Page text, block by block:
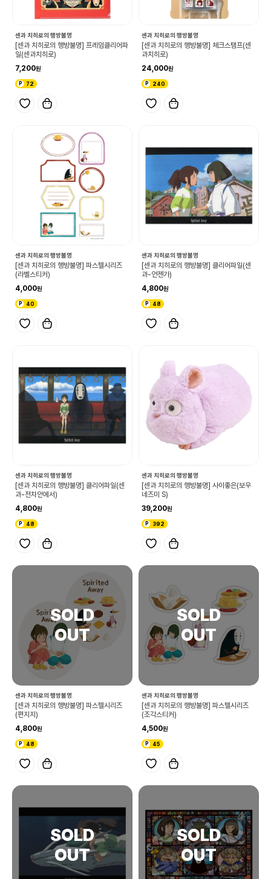
센과 치히로의 행방불명
[센과 치히로의 행방불명] 프레임클리어파
일(센과치히로)
7,200
72
센과 치히로의 행방불명
[센과 치히로의 행방불명] 체크스탬프(센
과치히로)
24,000
240
센과 치히로의 행방불명
[센과 치히로의 행방불명] 파스텔시리즈
(라벨스티커)
4,000
40
센과 치히로의 행방불명
[센과 치히로의 행방불명] 클리어파일(센
과-언젠가)
4,800
48
센과 치히로의 행방불명
[센과 치히로의 행방불명] 클리어파일(센
과-전차안에서)
4,800
48
센과 치히로의 행방불명
[센과 치히로의 행방불명] 사이좋은(보우
네즈미 S)
39,200
392
센과 치히로의 행방불명
[센과 치히로의 행방불명] 파스텔시리즈
(편지지)
4,800
48
센과 치히로의 행방불명
[센과 치히로의 행방불명] 파스텔시리즈
(조각스티커)
4,500
45